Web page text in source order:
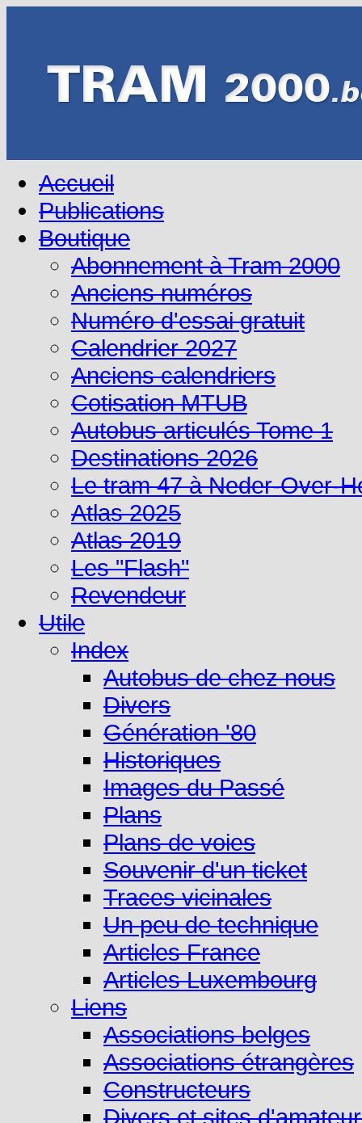
Accueil
Publications
Boutique
Abonnement à Tram 2000
Anciens numéros
Numéro d'essai gratuit
Calendrier 2027
Anciens calendriers
Cotisation MTUB
Autobus articulés Tome 1
Destinations 2026
Le tram 47 à Neder-Over-
Atlas 2025
Atlas 2019
Les "Flash"
Revendeur
Utile
Index
Autobus de chez nous
Divers
Génération '80
Historiques
Images du Passé
Plans
Plans de voies
Souvenir d'un ticket
Traces vicinales
Un peu de technique
Articles France
Articles Luxembourg
Liens
Associations belges
Associations étrangères
Constructeurs
Divers et sites